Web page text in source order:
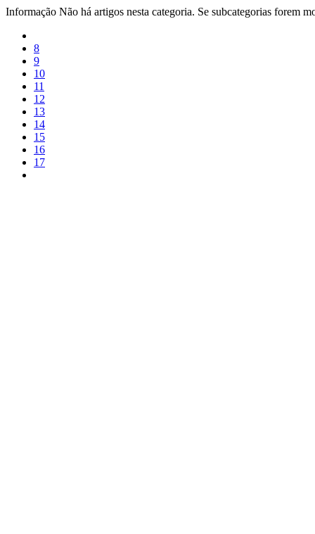
Informação Não há artigos nesta categoria. Se subcategorias forem
8
9
10
11
12
13
14
15
16
17